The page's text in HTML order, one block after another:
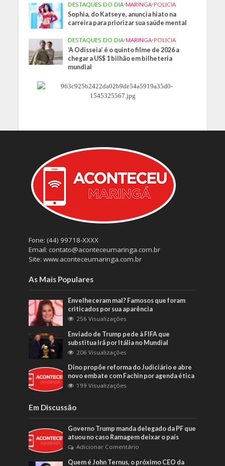
DESTAQUES DO DIA•MARINGA•POLICIA
Sophia, do Katseye, anuncia hiato na
carreira para priorizar sua saúde mental
DESTAQUES DO DIA•MARINGA•POLICIA
‘A Odisseia’ é o quinto filme de 2026 a
chegar a US$ 1 bilhão em bilheteria
mundial
Fone: (44) 99718-XXXX
Email: contato@aconteceumaringa.com.br
Site: www.aconteceumaringa.com.br
As Mais Populares
Envelheceram mal? Famosos que foram
criticados por sua aparência
256 Visualizações
Enviado de Trump pede à FIFA que
substitua Irã por Itália no Mundial
206 Visualizações
Dino propõe reforma do Judiciário e abre
novo embate com Fachin por agenda ética
199 Visualizações
Em Discussão
Governo Trump manda delegado da PF que
atuou no caso Ramagem deixar o país
Adicionar Comentário
Quem é John Ternus, o próximo CEO da